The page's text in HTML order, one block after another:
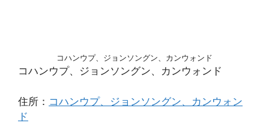
コハンウプ、ジョンソングン、カンウォンド
コハンウプ、ジョンソングン、カンウォンド
住所： コハンウプ、ジョンソングン、カンウォン
ド